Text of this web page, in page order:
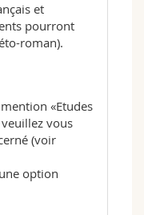
et
pourront
roman).
«Etudes
vous
(voir
option